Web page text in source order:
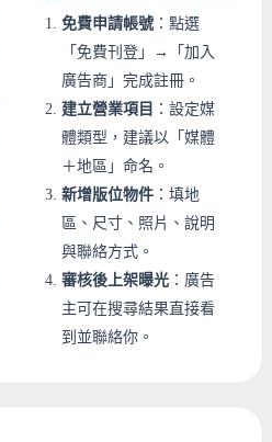
免費申請帳號 ：點選
「免費刊登」→「加入
廣告商」完成註冊。
建立營業項目 ：設定媒
體類型，建議以「媒體
＋地區」命名。
新增版位物件 ：填地
區、尺寸、照片、說明
與聯絡方式。
審核後上架曝光 ：廣告
主可在搜尋結果直接看
到並聯絡你。